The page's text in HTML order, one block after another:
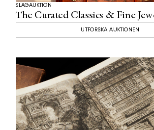
The Curated Classics & Fine
SLAGAUKTION
UTFORSKA AUKTIONEN